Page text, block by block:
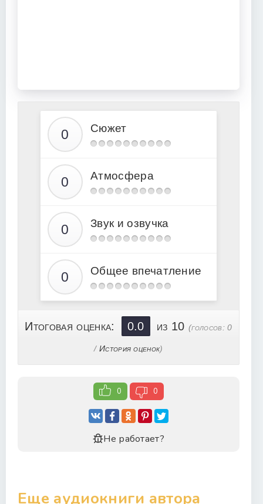
Сюжет
Атмосфера
Звук и озвучка
Общее впечатление
Итоговая оценка: 0.0 из 10(голосов:0
/ История оценок)
0 0
Не работает?
Еще аудиокниги автора